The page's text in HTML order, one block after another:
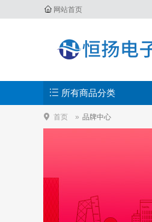
网站首页
所有商品分类
首页 品牌中心